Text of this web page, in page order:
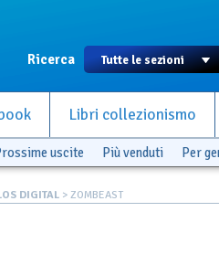
Ricerca
Libri collezionismo
uscite Più venduti Per
DIGITAL > ZOMBEAST